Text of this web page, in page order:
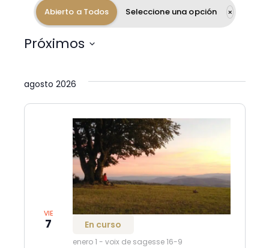
de
vistas
Eventos
Abierto a Todos Seleccione una opción ×
Próximos
fecha.
agosto 2026
VIE
7 En curso
enero 1 - voix de sagesse 16-9